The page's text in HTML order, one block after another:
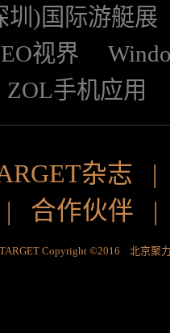
圳)国际游艇展
视界
ZOL手机应用
杂志
| 合作伙伴
TARGET Copyright ©2016 北京聚